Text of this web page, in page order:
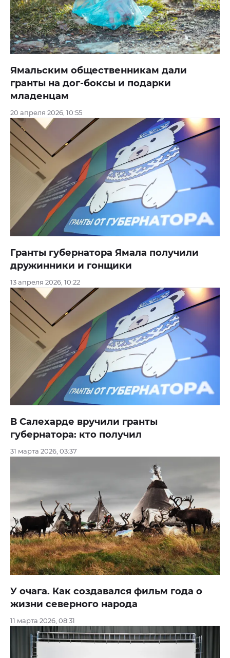
Ямальским общественникам дали
гранты на дог-боксы и подарки
младенцам
20 апреля 2026, 10:55
Гранты губернатора Ямала получили
дружинники и гонщики
13 апреля 2026, 10:22
В Салехарде вручили гранты
губернатора: кто получил
31 марта 2026, 03:37
У очага. Как создавался фильм года о
жизни северного народа
11 марта 2026, 08:31